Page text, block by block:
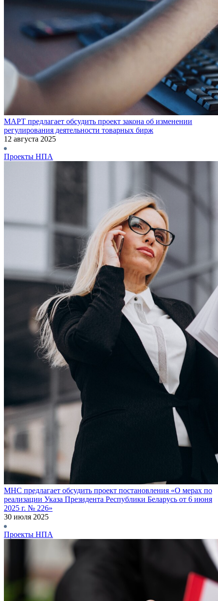
МАРТ предлагает обсудить проект закона об изменении
регулирования деятельности товарных бирж
12 августа 2025
Проекты НПА
МНС предлагает обсудить проект постановления «О мерах по
реализации Указа Президента Республики Беларусь от 6 июня
2025 г. № 226»
30 июля 2025
Проекты НПА